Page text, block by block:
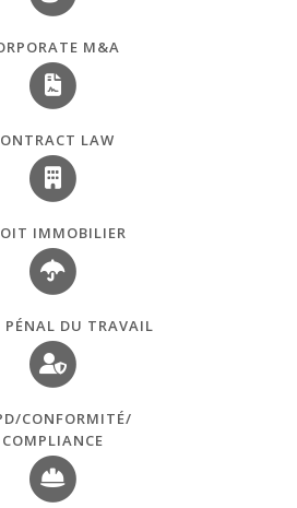
M&A
LAW
IMMOBILIER
PÉNAL DU TRAVAIL
CONFORMITÉ/
COMPLIANCE